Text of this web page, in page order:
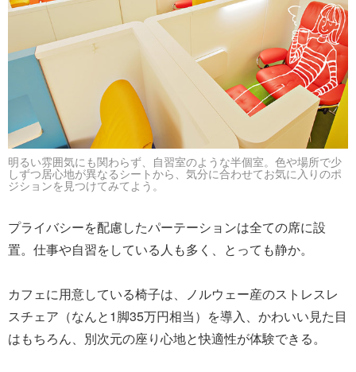
明るい雰囲気にも関わらず、自習室のような半個室。色や場所で少
しずつ居心地が異なるシートから、気分に合わせてお気に入りのポ
ジションを見つけてみてよう。
プライバシーを配慮したパーテーションは全ての席に設
置。仕事や自習をしている人も多く、とっても静か。
カフェに用意している椅子は、ノルウェー産のストレスレ
スチェア（なんと1脚35万円相当）を導入、かわいい見た目
はもちろん、別次元の座り心地と快適性が体験できる。